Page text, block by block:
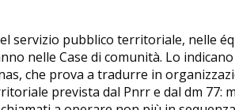
servizio pubblico territoriale, nelle
nelle Case di comunità. Lo
che prova a tradurre in
prevista dal Pnrr e dal dm 77: